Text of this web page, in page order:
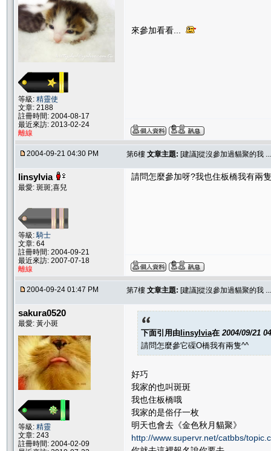
等級: 精靈使
文章: 2188
註冊時間: 2004-08-17
最近來訪: 2013-02-24
離線
來參加看看...
2004-09-21 04:30 PM 第6樓 文章主題: [建議]從沒參加過貓聚的我
linsylvia
最愛: 斑斑;喜兒
等級:騎士
文章: 64
註冊時間: 2004-09-21
最近來訪: 2007-07-18
離線
請問怎麼參加呀?我也住板橋我有兩
2004-09-24 01:47 PM 第7樓 文章主題: [建議]從沒參加過貓聚的我
sakura0520
最愛: 黃小斑
等級: 精靈
文章: 243
註冊時間: 2004-02-09
下面引用由linsylvia在 2004/09/21
請問怎麼參它磲O橋我有兩隻^^
好巧
我家的也叫斑斑
我也住板橋哦
我家的是俗仔一枚
明天也會去《金色秋月貓聚》
http://www.supervr.net/catbbs/